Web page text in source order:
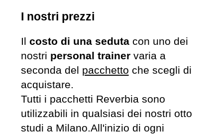
I nostri prezzi
Il costo di una sedutacon uno dei
nostri personal trainervaria a
seconda del pacchetto che scegli di
acquistare.
Tutti i pacchetti Reverbia sono
utilizzabili in qualsiasi dei nostri otto
studi a Milano.All'inizio di ogni